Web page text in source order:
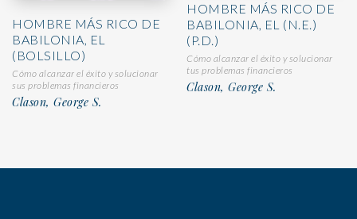
HOMBRE MÁS RICO DE
BABILONIA, EL
(BOLSILLO)
Cómo alcanzar el éxito y solucionar
sus problemas financieros
Clason, George S.
HOMBRE MÁS RICO DE
BABILONIA, EL (N.E.)
(P.D.)
Cómo alcanzar el éxito y solucionar
tus problemas financieros
Clason, George S.